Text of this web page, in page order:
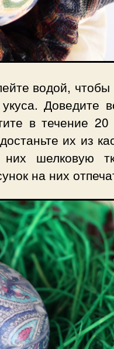
водой,
Доведите
в течение
их из
шелковую
на них